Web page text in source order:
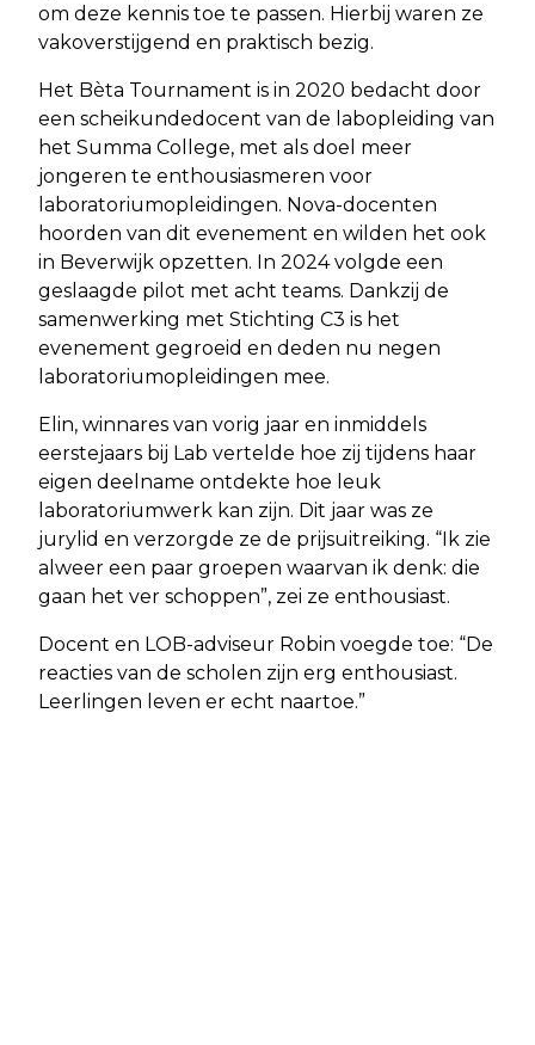
om deze kennis toe te passen. Hierbij waren ze
vakoverstijgend en praktisch bezig.
Het Bèta Tournament is in 2020 bedacht door
een scheikundedocent van de labopleiding van
het Summa College, met als doel meer
jongeren te enthousiasmeren voor
laboratoriumopleidingen. Nova-docenten
hoorden van dit evenement en wilden het ook
in Beverwijk opzetten. In 2024 volgde een
geslaagde pilot met acht teams. Dankzij de
samenwerking met Stichting C3 is het
evenement gegroeid en deden nu negen
laboratoriumopleidingen mee.
Elin, winnares van vorig jaar en inmiddels
eerstejaars bij Lab vertelde hoe zij tijdens haar
eigen deelname ontdekte hoe leuk
laboratoriumwerk kan zijn. Dit jaar was ze
jurylid en verzorgde ze de prijsuitreiking. “Ik zie
alweer een paar groepen waarvan ik denk: die
gaan het ver schoppen”, zei ze enthousiast.
Docent en LOB-adviseur Robin voegde toe: “De
reacties van de scholen zijn erg enthousiast.
Leerlingen leven er echt naartoe.”